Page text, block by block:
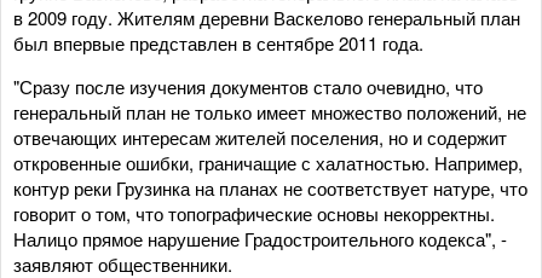
в 2009 году. Жителям деревни Васкелово генеральный план
был впервые представлен в сентябре 2011 года.
"Сразу после изучения документов стало очевидно, что
генеральный план не только имеет множество положений, не
отвечающих интересам жителей поселения, но и содержит
откровенные ошибки, граничащие с халатностью. Например,
контур реки Грузинка на планах не соответствует натуре, что
говорит о том, что топографические основы некорректны.
Налицо прямое нарушение Градостроительного кодекса", -
заявляют общественники.